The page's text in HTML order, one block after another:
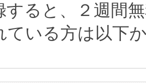
すると、２週間
ている方は以下